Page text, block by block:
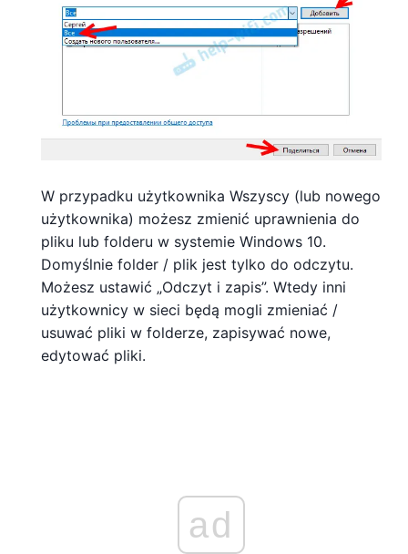
W przypadku użytkownika Wszyscy (lub nowego
użytkownika) możesz zmienić uprawnienia do
pliku lub folderu w systemie Windows 10.
Domyślnie folder / plik jest tylko do odczytu.
Możesz ustawić „Odczyt i zapis”. Wtedy inni
użytkownicy w sieci będą mogli zmieniać /
usuwać pliki w folderze, zapisywać nowe,
edytować pliki.
ad